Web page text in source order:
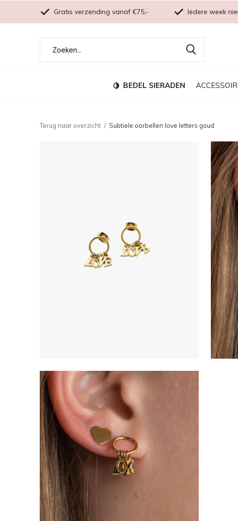
BEDEL SIERADEN
Gratis verzending vanaf €75,- Iedere week
Terug naar overzicht Subtiele oorbellen love letters goud